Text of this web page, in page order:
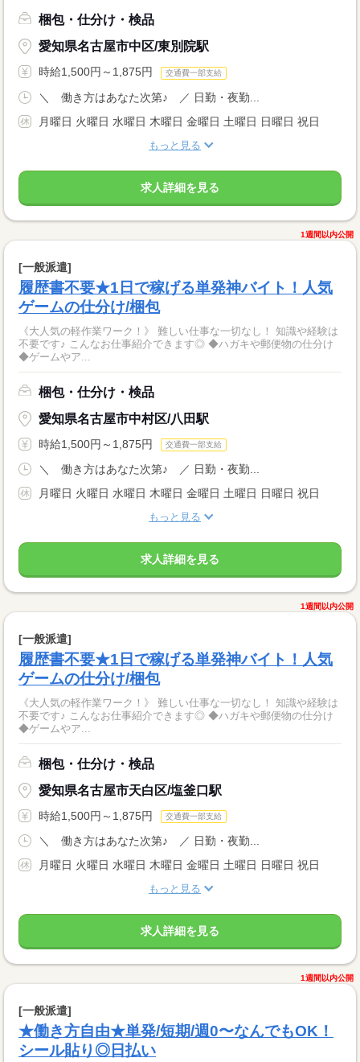
梱包・仕分け・検品
愛知県名古屋市中区/東別院駅
時給1,500円～1,875円 交通費一部支給
＼ 働き方はあなた次第♪ ／ 日勤・夜勤...
月曜日 火曜日 水曜日 木曜日 金曜日 土曜日 日曜日 祝日
もっと見る
求人詳細を見る
1週間以内公開
[一般派遣]
履歴書不要★1日で稼げる単発神バイト！人気
ゲームの仕分け/梱包
《大人気の軽作業ワーク！》 難しい仕事な一切なし！ 知識や経験は
不要です♪ こんなお仕事紹介できます◎ ◆ハガキや郵便物の仕分け
◆ゲームやア...
梱包・仕分け・検品
愛知県名古屋市中村区/八田駅
時給1,500円～1,875円 交通費一部支給
＼ 働き方はあなた次第♪ ／ 日勤・夜勤...
月曜日 火曜日 水曜日 木曜日 金曜日 土曜日 日曜日 祝日
もっと見る
求人詳細を見る
1週間以内公開
[一般派遣]
履歴書不要★1日で稼げる単発神バイト！人気
ゲームの仕分け/梱包
《大人気の軽作業ワーク！》 難しい仕事な一切なし！ 知識や経験は
不要です♪ こんなお仕事紹介できます◎ ◆ハガキや郵便物の仕分け
◆ゲームやア...
梱包・仕分け・検品
愛知県名古屋市天白区/塩釜口駅
時給1,500円～1,875円 交通費一部支給
＼ 働き方はあなた次第♪ ／ 日勤・夜勤...
月曜日 火曜日 水曜日 木曜日 金曜日 土曜日 日曜日 祝日
もっと見る
求人詳細を見る
1週間以内公開
[一般派遣]
★働き方自由★単発/短期/週0〜なんでもOK！
シール貼り◎日払い